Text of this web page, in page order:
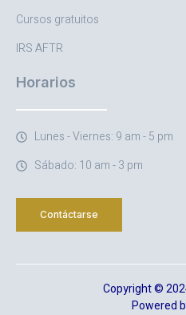
Cursos gratuitos
IRS AFTR
Horarios
Lunes - Viernes: 9 am - 5 pm
Sábado: 10 am - 3 pm
Contáctarse
Copyright ©
Powered